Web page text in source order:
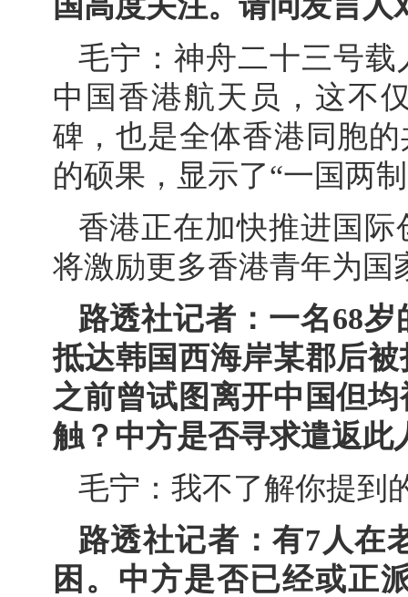
毛宁：神舟二十三号
中国香港航天员，这不
碑，也是全体香港同胞
的硕果，显示了“一国两
香港正在加快推进国
将激励更多香港青年为国
路透社记者：一名68
抵达韩国西海岸某郡后
之前曾试图离开中国但
触？中方是否寻求遣返此
毛宁：我不了解你提到
路透社记者：有7人在
困。中方是否已经或正